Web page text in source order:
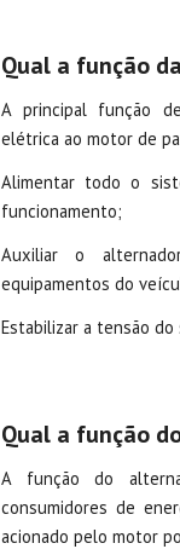
Qual a função
A principal função
elétrica ao motor de
Alimentar todo o
funcionamento;
Auxiliar o
equipamentos do
Estabilizar a tensão
Qual a função
A função do
consumidores de
acionado pelo motor